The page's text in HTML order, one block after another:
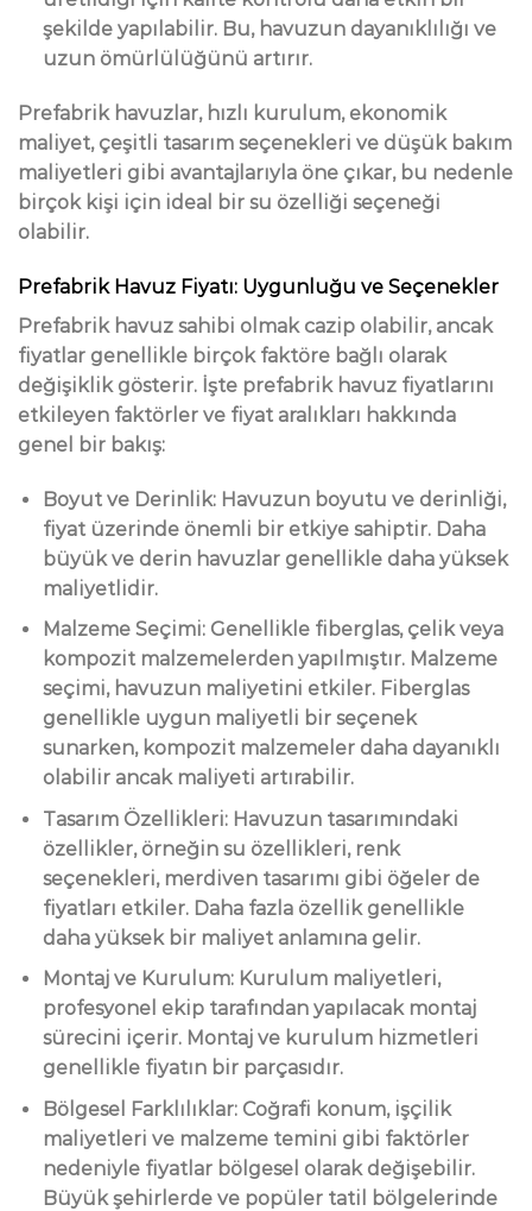
şekilde yapılabilir. Bu, havuzun dayanıklılığı ve
uzun ömürlülüğünü artırır.
Prefabrik havuzlar, hızlı kurulum, ekonomik
maliyet, çeşitli tasarım seçenekleri ve düşük bakım
maliyetleri gibi avantajlarıyla öne çıkar, bu nedenle
birçok kişi için ideal bir su özelliği seçeneği
olabilir.
Prefabrik Havuz Fiyatı: Uygunluğu ve Seçenekler
Prefabrik havuz sahibi olmak cazip olabilir, ancak
fiyatlar genellikle birçok faktöre bağlı olarak
değişiklik gösterir. İşte prefabrik havuz fiyatlarını
etkileyen faktörler ve fiyat aralıkları hakkında
genel bir bakış:
Boyut ve Derinlik: Havuzun boyutu ve derinliği,
fiyat üzerinde önemli bir etkiye sahiptir. Daha
büyük ve derin havuzlar genellikle daha yüksek
maliyetlidir.
Malzeme Seçimi: Genellikle fiberglas, çelik veya
kompozit malzemelerden yapılmıştır. Malzeme
seçimi, havuzun maliyetini etkiler. Fiberglas
genellikle uygun maliyetli bir seçenek
sunarken, kompozit malzemeler daha dayanıklı
olabilir ancak maliyeti artırabilir.
Tasarım Özellikleri: Havuzun tasarımındaki
özellikler, örneğin su özellikleri, renk
seçenekleri, merdiven tasarımı gibi öğeler de
fiyatları etkiler. Daha fazla özellik genellikle
daha yüksek bir maliyet anlamına gelir.
Montaj ve Kurulum: Kurulum maliyetleri,
profesyonel ekip tarafından yapılacak montaj
sürecini içerir. Montaj ve kurulum hizmetleri
genellikle fiyatın bir parçasıdır.
Bölgesel Farklılıklar: Coğrafi konum, işçilik
maliyetleri ve malzeme temini gibi faktörler
nedeniyle fiyatlar bölgesel olarak değişebilir.
Büyük şehirlerde ve popüler tatil bölgelerinde